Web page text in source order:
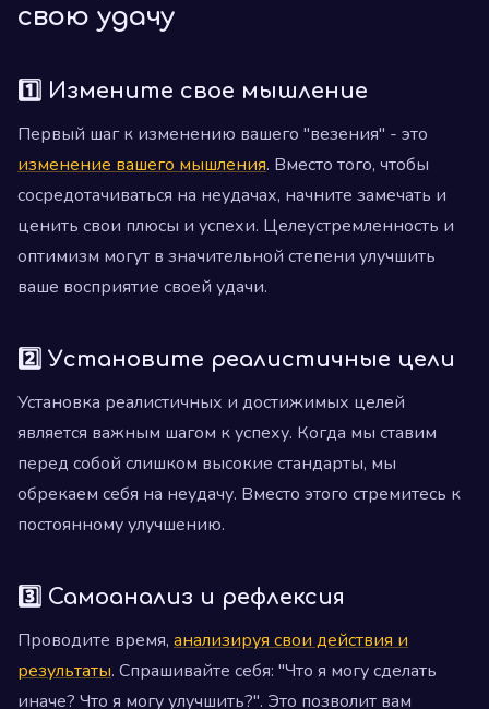
свою удачу
1️⃣ Измените свое мышление
Первый шаг к изменению вашего "везения" - это
изменение вашего мышления. Вместо того, чтобы
сосредотачиваться на неудачах, начните замечать и
ценить свои плюсы и успехи. Целеустремленность и
оптимизм могут в значительной степени улучшить
ваше восприятие своей удачи.
2️⃣ Установите реалистичные цели
Установка реалистичных и достижимых целей
является важным шагом к успеху. Когда мы ставим
перед собой слишком высокие стандарты, мы
обрекаем себя на неудачу. Вместо этого стремитесь к
постоянному улучшению.
3️⃣ Самоанализ и рефлексия
Проводите время, анализируя свои действия и
результаты. Спрашивайте себя: "Что я могу сделать
иначе? Что я могу улучшить?". Это позволит вам